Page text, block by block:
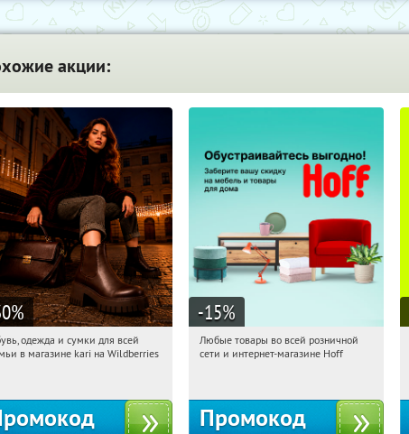
акции:
%
08:50:22 Получили:
одежда и сумки для всей
в магазине kari на Wildberries
-15%
08:50:22 Получили:
Любые товары во всей розничной
сети и интернет-магазине Hoff
Промокод